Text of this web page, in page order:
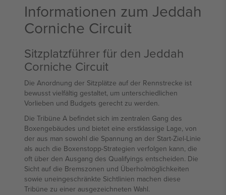
Informationen zum Jeddah
Corniche Circuit
Sitzplatzführer für den Jeddah
Corniche Circuit
Die Anordnung der Sitzplätze auf der Rennstrecke ist
bewusst vielfältig gestaltet, um unterschiedlichen
Vorlieben und Budgets gerecht zu werden.
Die Tribüne A befindet sich im zentralen Gang des
Boxengebäudes und bietet eine erstklassige Lage, von
der aus man sowohl die Spannung an der Start-Ziel-Linie
als auch die Boxenstopp-Strategien verfolgen kann, die
oft über den Ausgang des Qualifyings entscheiden. Die
Sicht auf die Bremszonen und Überholmöglichkeiten
sowie uneingeschränkte Sichtlinien machen diese
Tribüne zu einer ausgezeichneten Wahl.